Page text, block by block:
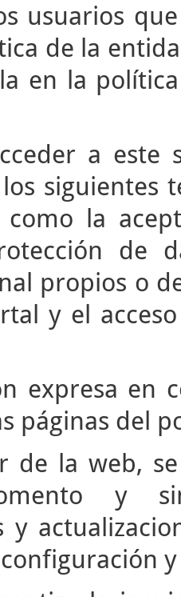
usuarios
de la
en la
a
siguientes
como la
de
propios o
y el
expresa en
páginas del
de la web,
y
y